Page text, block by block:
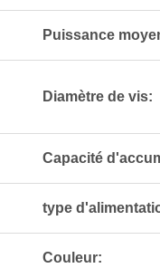
Puissance
Diamètre de vis:
Capacité
type
Couleur: